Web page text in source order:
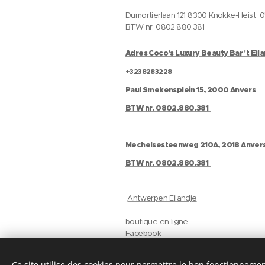
Dumortierlaan 121 8300 Knokke-Heist
BTW nr. 0802.880.381
Adres Coco's Luxury Beauty Bar 't
+3238283228
Paul Smekensplein 15, 2000 Anvers
BTW nr. 0802.880.381
Mechelsesteenweg 210A, 2018
BTW nr. 0802.880.381
Antwerpen Eilandje
boutique en ligne
Facebook